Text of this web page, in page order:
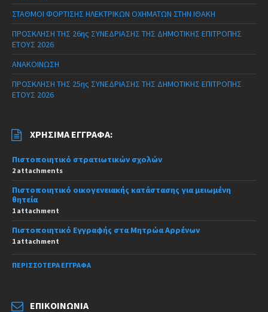
ΣΤΑΘΜΟΙ ΦΟΡΤΙΣΗΣ ΗΛΕΚΤΡΙΚΩΝ ΟΧΗΜΑΤΩΝ ΣΤΗΝ ΙΘΑΚΗ
ΠΡΟΣΚΛΗΣΗ ΤΗΣ 26ης ΣΥΝΕΔΡΙΑΣΗΣ ΤΗΣ ΔΗΜΟΤΙΚΗΣ ΕΠΙΤΡΟΠΗΣ
ΕΤΟΥΣ 2026
ΑΝΑΚΟΙΝΩΣΗ
ΠΡΟΣΚΛΗΣΗ ΤΗΣ 25ης ΣΥΝΕΔΡΙΑΣΗΣ ΤΗΣ ΔΗΜΟΤΙΚΗΣ ΕΠΙΤΡΟΠΗΣ
ΕΤΟΥΣ 2026
ΧΡΉΣΙΜΑ ΈΓΓΡΑΦΑ:
Πιστοποιητικό στρατιωτικών σχολών
2 attachments
Πιστοποιητικό οικογενειακής κατάστασης για μειωμένη
θητεία
1 attachment
Πιστοποιητικό Εγγραφής στα Μητρώα Αρρένων
1 attachment
ΠΕΡΙΣΣΌΤΕΡΑ ΈΓΓΡΑΦΑ
ΕΠΙΚΟΙΝΩΝΊΑ